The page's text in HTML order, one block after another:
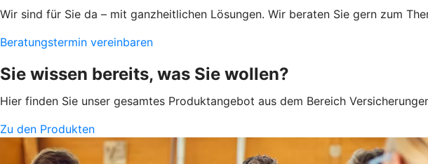
Wir sind für Sie da – mit ganzheitlichen Lösungen. Wir beraten Sie gern zum
Beratungstermin vereinbaren
Sie wissen bereits, was Sie wollen?
Hier finden Sie unser gesamtes Produktangebot aus dem Bereich
Zu den Produkten